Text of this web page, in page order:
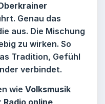
Genau das
aus. Die Mischung
zu wirken. So
Tradition, Gefühl
verbindet.
wie Volksmusik
Radio online,